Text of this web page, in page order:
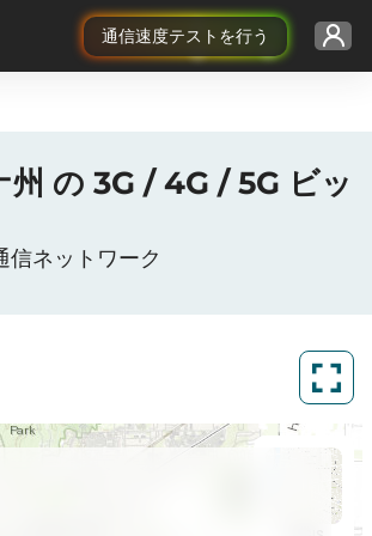
通信速度テストを行う
の 3G / 4G / 5G ビッ
信ネットワーク